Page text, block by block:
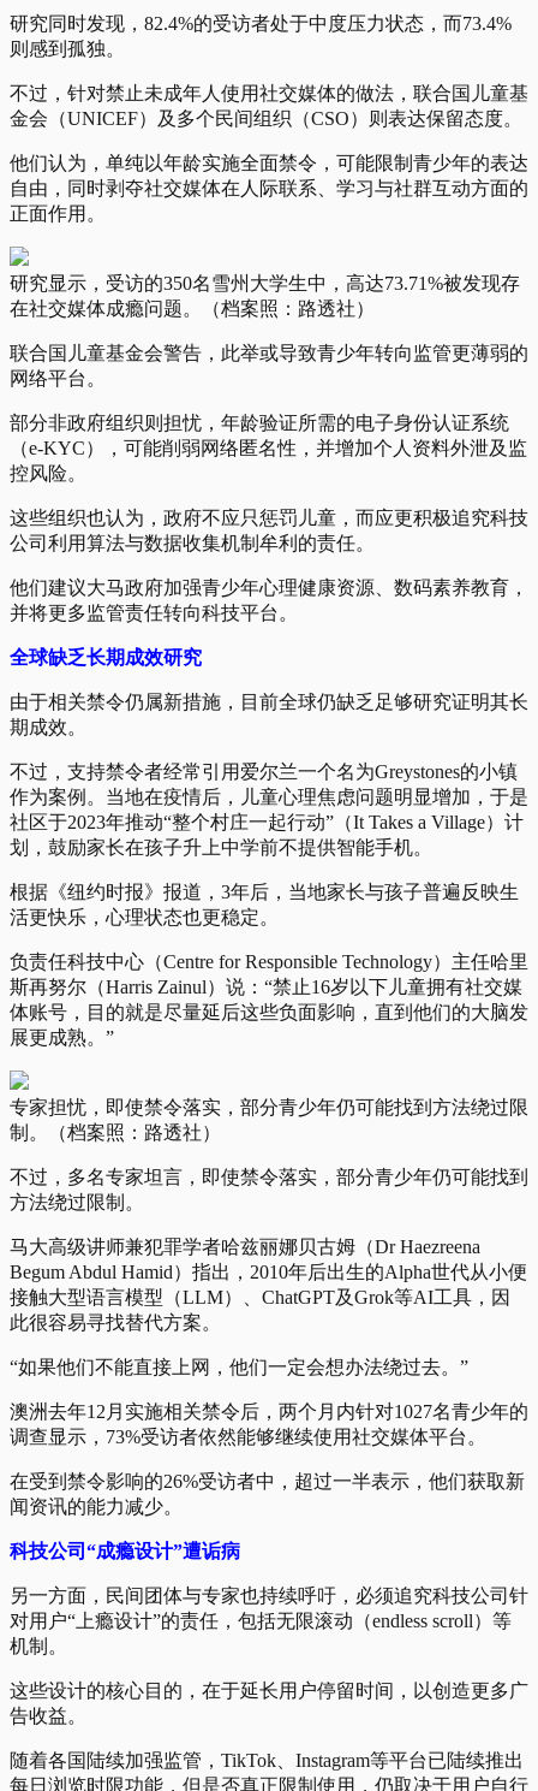
研究同时发现，82.4%的受访者处于中度压力状态，而73.4%
则感到孤独。
不过，针对禁止未成年人使用社交媒体的做法，联合国儿童基
金会（UNICEF）及多个民间组织（CSO）则表达保留态度。
他们认为，单纯以年龄实施全面禁令，可能限制青少年的表达
自由，同时剥夺社交媒体在人际联系、学习与社群互动方面的
正面作用。
研究显示，受访的350名雪州大学生中，高达73.71%被发现存
在社交媒体成瘾问题。（档案照：路透社）
联合国儿童基金会警告，此举或导致青少年转向监管更薄弱的
网络平台。
部分非政府组织则担忧，年龄验证所需的电子身份认证系统
（e-KYC），可能削弱网络匿名性，并增加个人资料外泄及监
控风险。
这些组织也认为，政府不应只惩罚儿童，而应更积极追究科技
公司利用算法与数据收集机制牟利的责任。
他们建议大马政府加强青少年心理健康资源、数码素养教育，
并将更多监管责任转向科技平台。
全球缺乏长期成效研究
由于相关禁令仍属新措施，目前全球仍缺乏足够研究证明其长
期成效。
不过，支持禁令者经常引用爱尔兰一个名为Greystones的小镇
作为案例。当地在疫情后，儿童心理焦虑问题明显增加，于是
社区于2023年推动“整个村庄一起行动”（It Takes a Village）计
划，鼓励家长在孩子升上中学前不提供智能手机。
根据《纽约时报》报道，3年后，当地家长与孩子普遍反映生
活更快乐，心理状态也更稳定。
负责任科技中心（Centre for Responsible Technology）主任哈里
斯再努尔（Harris Zainul）说：“禁止16岁以下儿童拥有社交媒
体账号，目的就是尽量延后这些负面影响，直到他们的大脑发
展更成熟。”
专家担忧，即使禁令落实，部分青少年仍可能找到方法绕过限
制。（档案照：路透社）
不过，多名专家坦言，即使禁令落实，部分青少年仍可能找到
方法绕过限制。
马大高级讲师兼犯罪学者哈兹丽娜贝古姆（Dr Haezreena
Begum Abdul Hamid）指出，2010年后出生的Alpha世代从小便
接触大型语言模型（LLM）、ChatGPT及Grok等AI工具，因
此很容易寻找替代方案。
“如果他们不能直接上网，他们一定会想办法绕过去。”
澳洲去年12月实施相关禁令后，两个月内针对1027名青少年的
调查显示，73%受访者依然能够继续使用社交媒体平台。
在受到禁令影响的26%受访者中，超过一半表示，他们获取新
闻资讯的能力减少。
科技公司“成瘾设计”遭诟病
另一方面，民间团体与专家也持续呼吁，必须追究科技公司针
对用户“上瘾设计”的责任，包括无限滚动（endless scroll）等
机制。
这些设计的核心目的，在于延长用户停留时间，以创造更多广
告收益。
随着各国陆续加强监管，TikTok、Instagram等平台已陆续推出
每日浏览时限功能，但是否真正限制使用，仍取决于用户自行